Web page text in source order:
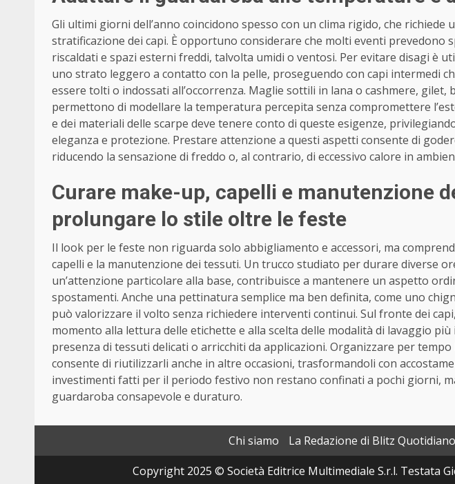
Gli ultimi giorni dell’anno coincidono spesso con un clima rigido, che richiede
stratificazione dei capi. È opportuno considerare che molti eventi prevedono
riscaldati e spazi esterni freddi, talvolta umidi o ventosi. Per evitare disagi è
uno strato leggero a contatto con la pelle, proseguendo con capi intermedi
essere tolti o indossati all’occorrenza. Maglie sottili in lana o cashmere,
permettono di modellare la temperatura percepita senza compromettere
e dei materiali delle scarpe deve tenere conto di queste esigenze,
eleganza e protezione. Prestare attenzione a questi aspetti consente di
riducendo la sensazione di freddo o, al contrario, di eccessivo calore in
Curare make-up, capelli e manutenzione
prolungare lo stile oltre le feste
Il look per le feste non riguarda solo abbigliamento e accessori, ma
capelli e la manutenzione dei tessuti. Un trucco studiato per durare diverse
un’attenzione particolare alla base, contribuisce a mantenere un aspetto
spostamenti. Anche una pettinatura semplice ma ben definita, come uno
può valorizzare il volto senza richiedere interventi continui. Sul fronte dei
momento alla lettura delle etichette e alla scelta delle modalità di lavaggio
presenza di tessuti delicati o arricchiti da applicazioni. Organizzare per tempo
consente di riutilizzarli anche in altre occasioni, trasformandoli con
investimenti fatti per il periodo festivo non restano confinati a pochi giorni,
guardaroba consapevole e duraturo.
Chi siamo La Redazione di Blitz Quotidiano
Copyright 2025 © Società Editrice Multimediale S.r.l. Testata